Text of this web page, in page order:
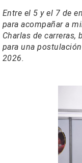
Entre el 5 y el 7 de
para acompañar a
Charlas de
para una
2026.